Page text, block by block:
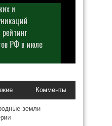
и
РФ в июле
Комменты
земли